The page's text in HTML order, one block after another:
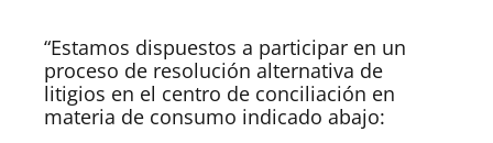
“Estamos dispuestos a participar en un
proceso de resolución alternativa de
litigios en el centro de conciliación en
materia de consumo indicado abajo: